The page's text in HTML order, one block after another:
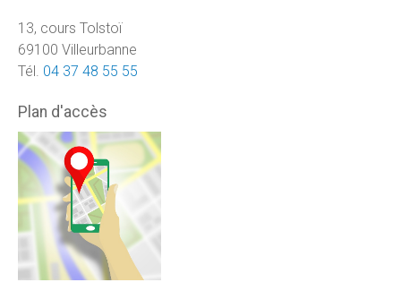
13, cours Tolstoï
69100 Villeurbanne
Tél. 04 37 48 55 55
Plan d'accès